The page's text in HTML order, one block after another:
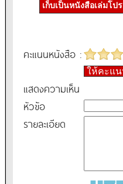
เก็บเป็นหนังสือเล่มโป
คะแนนหนังสือ :
ให้คะแ
แสดงความเห็น
หัวข้อ
รายละเอียด